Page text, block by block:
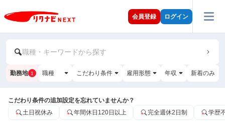
会員登録 ログイン
職種・キーワードから探す
勤務地 1 職種 こだわり条件 雇用形態 年収 新着のみ
こだわり条件の追加設定を忘れていませんか？
土日祝休み
年間休日120日以上 完全週休2日制 学歴